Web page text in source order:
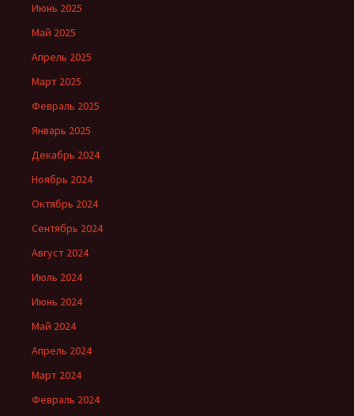
Июнь 2025
Май 2025
Апрель 2025
Март 2025
Февраль 2025
Январь 2025
Декабрь 2024
Ноябрь 2024
Октябрь 2024
Сентябрь 2024
Август 2024
Июль 2024
Июнь 2024
Май 2024
Апрель 2024
Март 2024
Февраль 2024